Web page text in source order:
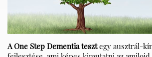
A One Step Dementia tesztegy ausztrál-